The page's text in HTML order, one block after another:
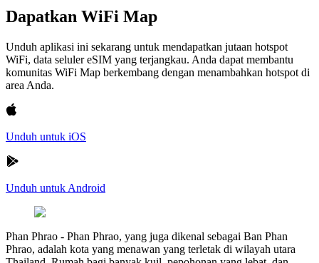
Dapatkan WiFi Map
Unduh aplikasi ini sekarang untuk mendapatkan jutaan hotspot
WiFi, data seluler eSIM yang terjangkau. Anda dapat membantu
komunitas WiFi Map berkembang dengan menambahkan hotspot di
area Anda.
Unduh untuk iOS
Unduh untuk Android
Phan Phrao - Phan Phrao, yang juga dikenal sebagai Ban Phan
Phrao, adalah kota yang menawan yang terletak di wilayah utara